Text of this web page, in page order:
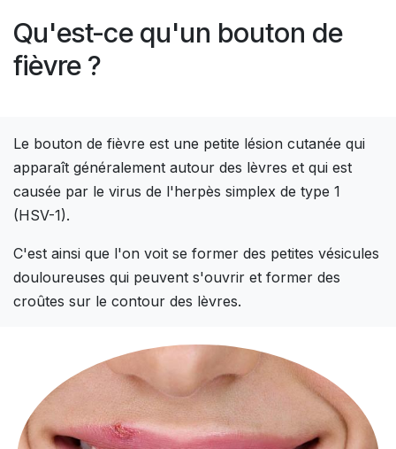
Qu'est-ce qu'un bouton de
fièvre ?
Le bouton de fièvre est une petite lésion cutanée qui
apparaît généralement autour des lèvres et qui est
causée par le virus de l'herpès simplex de type 1
(HSV-1).
C'est ainsi que l'on voit se former des petites vésicules
douloureuses qui peuvent s'ouvrir et former des
croûtes sur le contour des lèvres.